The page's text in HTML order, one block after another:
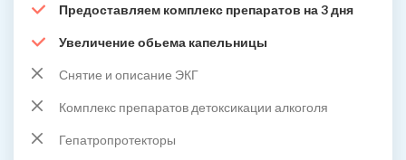
Предоставляем комплекс препаратов на 3 дня
Увеличение обьема капельницы
Снятие и описание ЭКГ
Комплекс препаратов детоксикации алкоголя
Гепатропротекторы